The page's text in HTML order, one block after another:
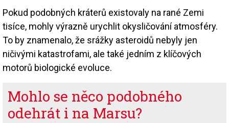
Pokud podobných kráterů existovaly na rané Zemi
tisíce, mohly výrazně urychlit okysličování atmosféry.
To by znamenalo, že srážky asteroidů nebyly jen
ničivými katastrofami, ale také jedním z klíčových
motorů biologické evoluce.
Mohlo se něco podobného
odehrát i na Marsu?